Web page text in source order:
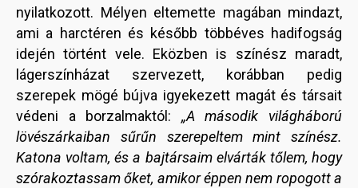
nyilatkozott. Mélyen eltemette magában mindazt,
ami a harctéren és később többéves hadifogság
idején történt vele. Eközben is színész maradt,
lágerszínházat szervezett, korábban pedig
szerepek mögé bújva igyekezett magát és társait
védeni a borzalmaktól: „A második világháború
lövészárkaiban sűrűn szerepeltem mint színész.
Katona voltam, és a bajtársaim elvárták tőlem, hogy
szórakoztassam őket, amikor éppen nem ropogott a